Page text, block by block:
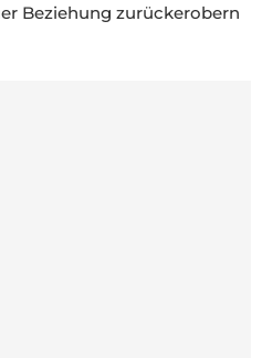
Beziehung zurückerobern